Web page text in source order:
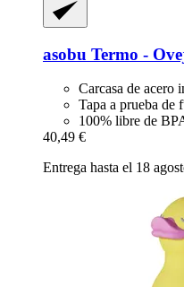
asobu Termo -​
Carcasa de acero
Tapa a prueba de
100% libre de
40,49 €
Entrega hasta el 18